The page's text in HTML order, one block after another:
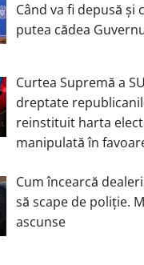
Când va fi depusă și
putea cădea
Curtea Supremă a
dreptate
reinstituit harta
manipulată în
Cum încearcă
să scape de poliție.
ascunse